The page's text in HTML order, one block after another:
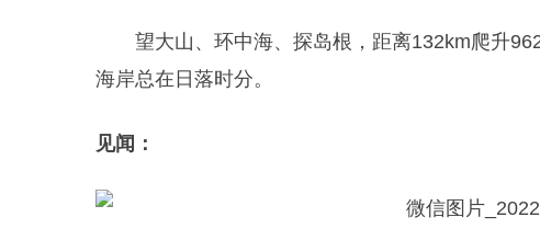
望大山、环中海、探岛根，距离132km爬升
海岸总在日落时分。
见闻：